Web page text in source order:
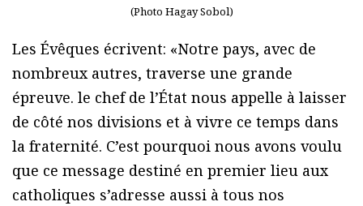
(Photo Hagay Sobol)
Les Évêques écrivent: «Notre pays, avec de
nombreux autres, traverse une grande
épreuve. le chef de l’État nous appelle à laisser
de côté nos divisions et à vivre ce temps dans
la fraternité. C’est pourquoi nous avons voulu
que ce message destiné en premier lieu aux
catholiques s’adresse aussi à tous nos